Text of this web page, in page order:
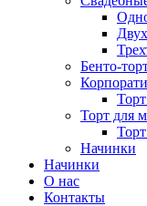
Бенто-
Торт для
Начинки
Начинки
О нас
Контакты